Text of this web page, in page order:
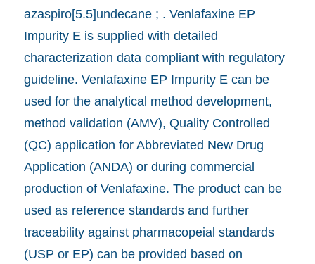
azaspiro[5.5]undecane ; . Venlafaxine EP
Impurity E is supplied with detailed
characterization data compliant with regulatory
guideline. Venlafaxine EP Impurity E can be
used for the analytical method development,
method validation (AMV), Quality Controlled
(QC) application for Abbreviated New Drug
Application (ANDA) or during commercial
production of Venlafaxine. The product can be
used as reference standards and further
traceability against pharmacopeial standards
(USP or EP) can be provided based on